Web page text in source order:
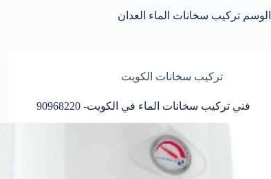
الوسم تركيب سخانات الماء العدان
تركيب سخانات الكويت
فني تركيب سخانات الماء في الكويت- 90968220